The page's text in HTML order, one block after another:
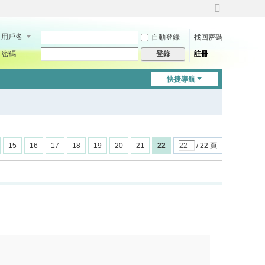
切
到
用戶名 自動登錄
找回密碼
密碼
登錄 註冊
快捷導航
15 16 17 18 19 20 21 22 / 22 頁